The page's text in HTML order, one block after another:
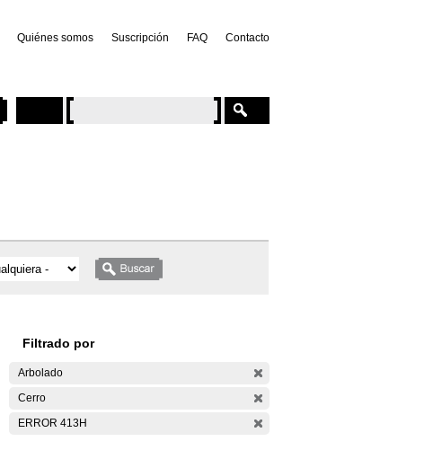
Quiénes somos Suscripción FAQ Contacto
Filtrado por
Arbolado
Cerro
ERROR 413H